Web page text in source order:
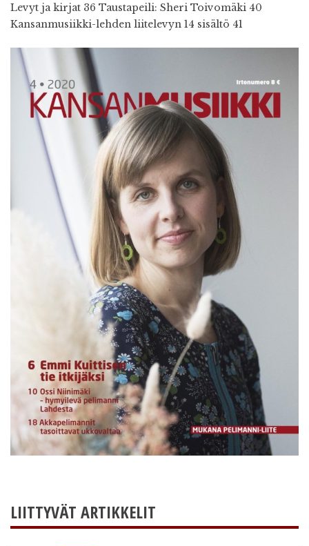
Levyt ja kirjat 36 Taustapeili: Sheri Toivomäki 40
Kansanmusiikki-lehden liitelevyn 14 sisältö 41
LIITTYVÄT ARTIKKELIT